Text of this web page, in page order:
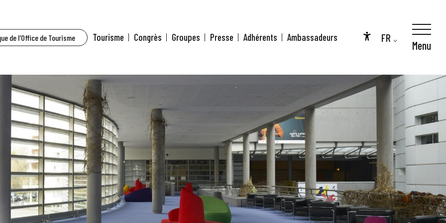
de l'Office de Tourisme
Accessibilité
FR
Tourisme Congrès Groupes Presse Adhérents Ambassadeurs
Menu